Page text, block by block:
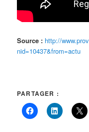
Source : http://
nid=10437&from=actu
PARTAGER :